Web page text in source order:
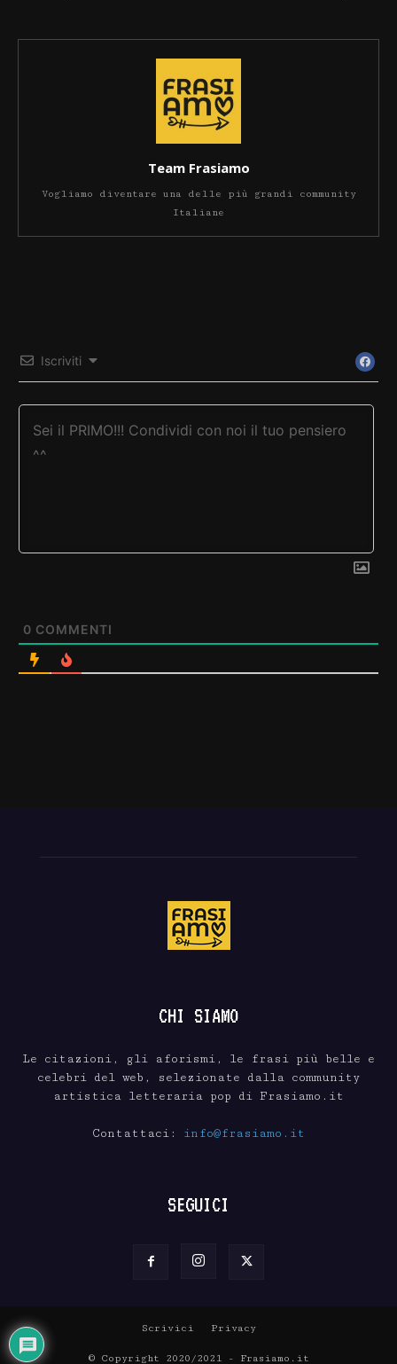
Team Frasiamo
Vogliamo diventare una delle più grandi community
Italiane
Iscriviti
0 COMMENTI
CHI SIAMO
Le citazioni, gli aforismi, le frasi più belle e
celebri del web, selezionate dalla community
artistica letteraria pop di Frasiamo.it
Contattaci: info@frasiamo.it
SEGUICI
Scrivici Privacy
© Copyright 2020/2021 - Frasiamo.it